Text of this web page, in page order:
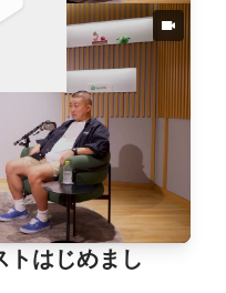
トはじめまし